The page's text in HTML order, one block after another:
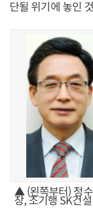
단될 위기에 놓인
▲ (왼쪽부터) 정
장, 조기행 SK건